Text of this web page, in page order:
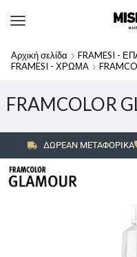
Αρχική σελίδα
FRAMESI -
FRAMESI - ΧΡΩΜΑ
FRAMCOLOR
ΔΩΡΕΑΝ ΜΕΤΑΦΟΡΙΚΑ